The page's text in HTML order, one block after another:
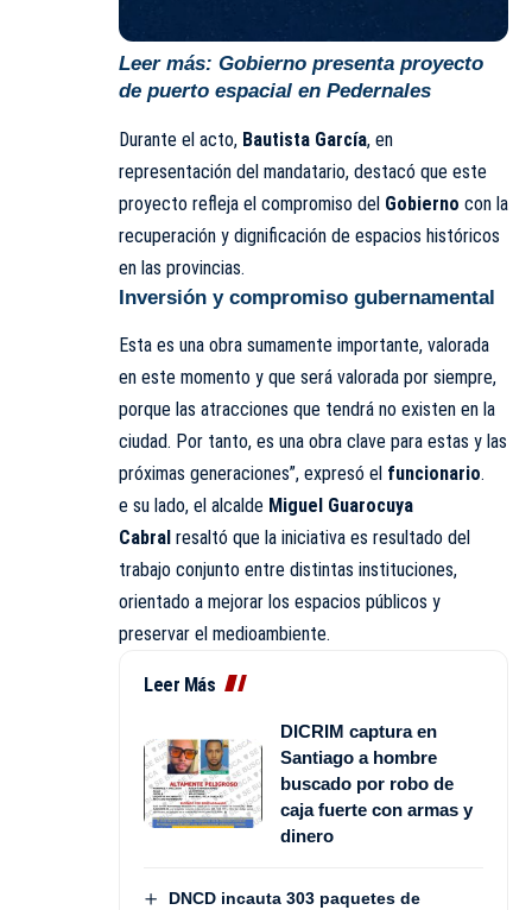
Leer más: Gobierno presenta proyecto
de puerto espacial en Pedernales
Durante el acto, Bautista García, en
representación del mandatario, destacó que este
proyecto refleja el compromiso del Gobierno con la
recuperación y dignificación de espacios históricos
en las provincias.
Inversión y compromiso gubernamental
Esta es una obra sumamente importante, valorada
en este momento y que será valorada por siempre,
porque las atracciones que tendrá no existen en la
ciudad. Por tanto, es una obra clave para estas y las
próximas generaciones”, expresó el funcionario.
e su lado, el alcalde Miguel Guarocuya
Cabral resaltó que la iniciativa es resultado del
trabajo conjunto entre distintas instituciones,
orientado a mejorar los espacios públicos y
preservar el medioambiente.
Leer Más
DICRIM captura en
Santiago a hombre
buscado por robo de
caja fuerte con armas y
dinero
DNCD incauta 303 paquetes de